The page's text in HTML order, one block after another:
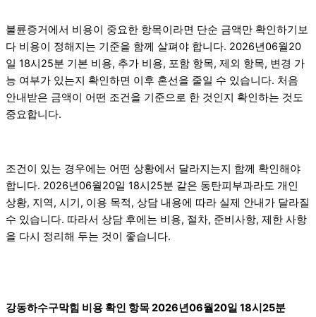
불륜증거에서 비용이 중요한 항목이라면 단순 금액만 확인하기보
다 비용이 정해지는 기준을 함께 살펴야 합니다. 2026년06월20
일 18시25분 기본 비용, 추가 비용, 포함 항목, 제외 항목, 변경 가
능 여부가 있는지 확인하면 이후 혼선을 줄일 수 있습니다. 처음
안내받은 금액이 어떤 조건을 기준으로 한 것인지 확인하는 것도
중요합니다.
조건이 있는 경우에는 어떤 상황에서 달라지는지 함께 확인해야
합니다. 2026년06월20일 18시25분 같은 동탄피부과라도 개인
상황, 지역, 시기, 이용 목적, 상담 내용에 따라 실제 안내가 달라질
수 있습니다. 따라서 상담 후에는 비용, 절차, 준비사항, 제한 사항
을 다시 정리해 두는 것이 좋습니다.
강동하수구막힘 비용 확인 항목 2026년06월20일 18시25분